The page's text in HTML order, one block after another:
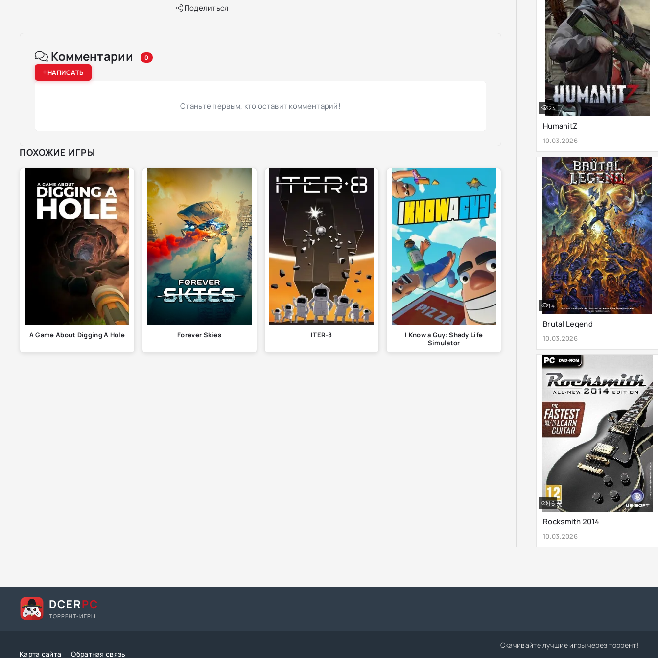
Поделиться
Комментарии 0
НАПИСАТЬ
Станьте первым, кто оставит комментарий!
ПОХОЖИЕ ИГРЫ
A Game About Digging A Hole Forever Skies ITER-8
I Know a Guy: Shady Life
Simulator
HumanitZ
10.03.2026
24
Brutal Legend
10.03.2026
14
Rocksmith 2014
10.03.2026
16
DCERPC
ТОРРЕНТ-ИГРЫ
Карта сайта Обратная связь
Скачивайте лучшие игры через торрент!